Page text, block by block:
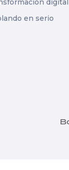
digital
en serio